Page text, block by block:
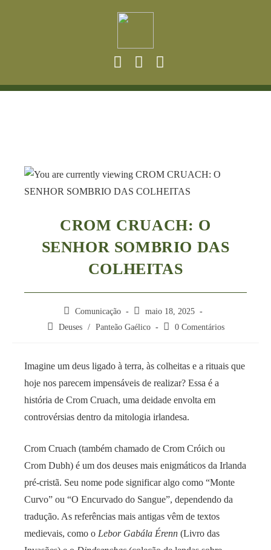
CROM CRUACH: O
SENHOR SOMBRIO DAS
COLHEITAS
Comunicação
maio 18, 2025
Deuses
/ Panteão Gaélico 0 Comentários
Imagine um deus ligado à terra, às colheitas e a rituais que
hoje nos parecem impensáveis de realizar? Essa é a
história de Crom Cruach, uma deidade envolta em
controvérsias dentro da mitologia irlandesa.
Crom Cruach (também chamado de Crom Cróich ou
Crom Dubh) é um dos deuses mais enigmáticos da Irlanda
pré-cristã. Seu nome pode significar algo como “Monte
Curvo” ou “O Encurvado do Sangue”, dependendo da
tradução. As referências mais antigas vêm de textos
medievais, como o Lebor Gabála Érenn (Livro das